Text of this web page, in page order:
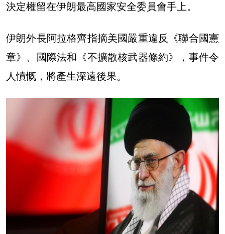
決定權留在伊朗最高國家安全委員會手上。
伊朗外長阿拉格齊指摘美國嚴重違反《聯合國憲
章》、國際法和《不擴散核武器條約》，事件令
人憤慨，將產生深遠後果。